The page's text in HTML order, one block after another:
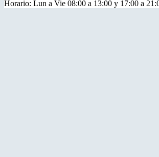
Horario: Lun a Vie 08:00 a 13:00 y 17:00 a